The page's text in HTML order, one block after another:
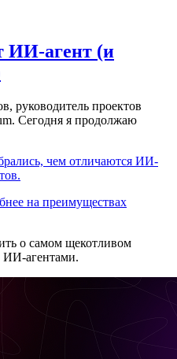
ИИ‑агент (и
руководитель проектов
Сегодня я продолжаю
чем отличаются ИИ-
на преимуществах
о самом щекотливом
ИИ-агентами.